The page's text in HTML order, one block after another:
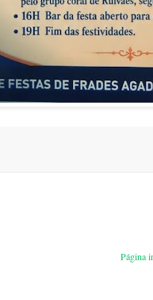
Página